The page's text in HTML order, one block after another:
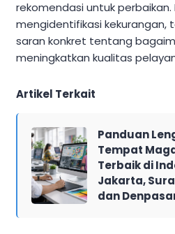
rekomendasi untuk
mengidentifikasi kekurangan,
saran konkret tentang
meningkatkan kualitas
Artikel Terkait
Panduan
Tempat
Terbaik di
Jakarta,
dan